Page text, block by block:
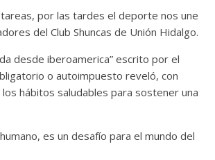
por las tardes el deporte nos une
del Club Shuncas de Unión Hidalgo.
desde iberoamerica” escrito por el
o autoimpuesto reveló, con
hábitos saludables para sostener una
es un desafío para el mundo del